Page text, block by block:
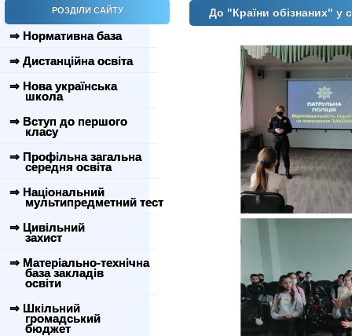
РОЗДІЛИ САЙТУ
⇒ Нормативна база
⇒ Дистанційна освіта
⇒ Нова українська
школа
⇒ Вступ до першого
класу
⇒ Профільна загальна
середня освіта
⇒ Національний
мультипредметний тест
⇒ Цивільний
захист
⇒ Матеріально-технічна
база закладів
освіти
⇒ Шкільний
громадський
бюджет
До "Країни обізнаних" у